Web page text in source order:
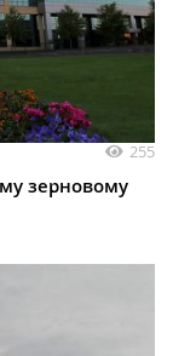
255
зерновому